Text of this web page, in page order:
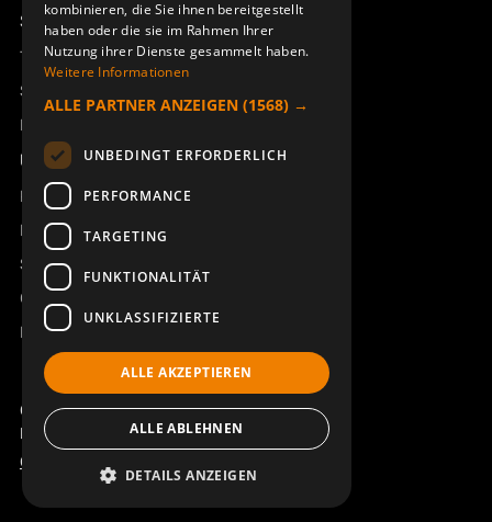
Support
Technischer Support
Service buchen
Handbücher und Videoanleitungen
Über Åkerströms
Kontakt
Neuigkeiten
Sicherheit und Richtlinien
Geschäftsbedingungen
REACH
Copyright ©2026 Åkerströms. All rights reserved.
Björbovägen 143, 786 97 Björbo.
Code of Conduct
kombinieren, die Sie ihnen bereitgestellt
haben oder die sie im Rahmen Ihrer
Nutzung ihrer Dienste gesammelt haben.
Weitere Informationen
ALLE PARTNER ANZEIGEN (1568) →
UNBEDINGT ERFORDERLICH
PERFORMANCE
TARGETING
FUNKTIONALITÄT
UNKLASSIFIZIERTE
ALLE AKZEPTIEREN
ALLE ABLEHNEN
DETAILS ANZEIGEN